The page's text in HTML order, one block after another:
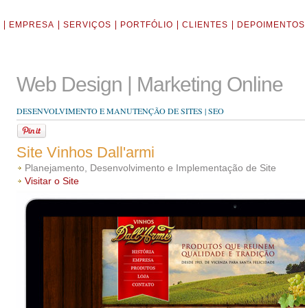
EMPRESA SERVIÇOS PORTFÓLIO CLIENTES DEPOIMENTOS
Web Design | Marketing Online
DESENVOLVIMENTO E MANUTENÇÃO DE SITES | SEO
Site Vinhos Dall'armi
Planejamento, Desenvolvimento e Implementação de Site
Visitar o Site